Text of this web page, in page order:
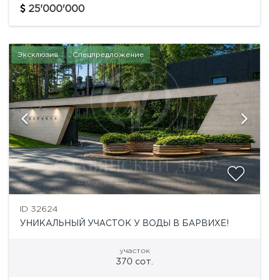
газ.вода, электричество Есть разрешение на
25'000'000
Эксклюзив Спецпредложение
ID 32624
УНИКАЛЬНЫЙ УЧАСТОК У ВОДЫ В БАРВИХЕ!
участок
370 сот.